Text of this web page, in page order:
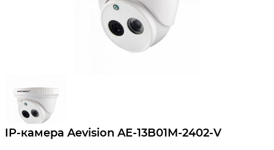
IP-камера Aevision AE-13B01M-2402-V